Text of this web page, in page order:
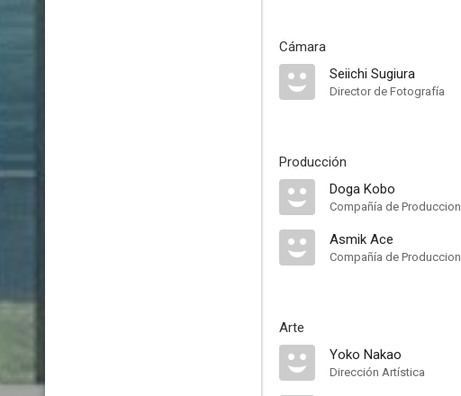
Cámara
Seiichi Sugiura
Director de Fotografía
Producción
Doga Kobo
Compañía de Produccion
Asmik Ace
Compañía de Produccion
Arte
Yoko Nakao
Dirección Artística